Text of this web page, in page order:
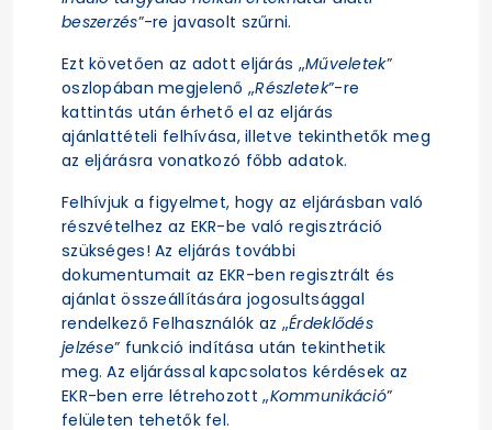
beszerzés”-re javasolt szűrni.
Ezt követően az adott eljárás „Műveletek”
oszlopában megjelenő „Részletek”-re
kattintás után érhető el az eljárás
ajánlattételi felhívása, illetve tekinthetők meg
az eljárásra vonatkozó főbb adatok.
Felhívjuk a figyelmet, hogy az eljárásban való
részvételhez az EKR-be való regisztráció
szükséges! Az eljárás további
dokumentumait az EKR-ben regisztrált és
ajánlat összeállítására jogosultsággal
rendelkező Felhasználók az „Érdeklődés
jelzése” funkció indítása után tekinthetik
meg. Az eljárással kapcsolatos kérdések az
EKR-ben erre létrehozott „Kommunikáció”
felületen tehetők fel.